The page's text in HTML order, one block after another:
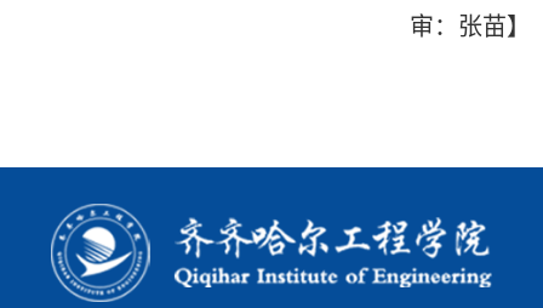
审：张苗】